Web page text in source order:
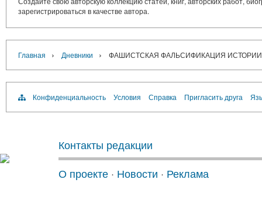
зарегистрироваться в качестве автора.
Главная › Дневники › ФАШИСТСКАЯ ФАЛЬСИФИКАЦИЯ
Конфиденциальность Условия Справка Пригласить друга
Контакты редакции
О проекте · Новости · Реклама